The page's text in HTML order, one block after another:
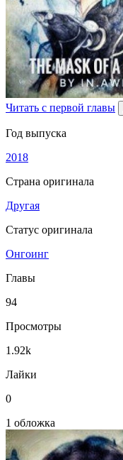
Читать с первой главы
Год выпуска
2018
Страна оригинала
Другая
Статус оригинала
Онгоинг
Главы
94
Просмотры
1.92k
Лайки
0
1 обложка